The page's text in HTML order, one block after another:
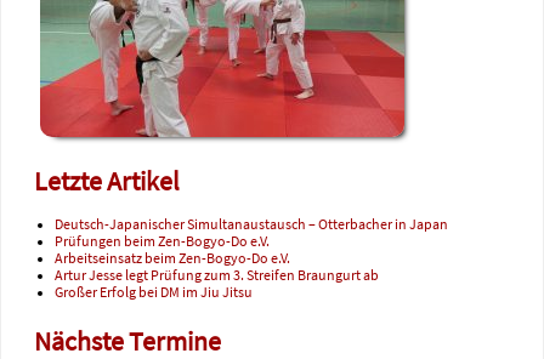
Letzte Artikel
Deutsch-Japanischer Simultanaustausch – Otterbacher in Japan
Prüfungen beim Zen-Bogyo-Do e.V.
Arbeitseinsatz beim Zen-Bogyo-Do e.V.
Artur Jesse legt Prüfung zum 3. Streifen Braungurt ab
Großer Erfolg bei DM im Jiu Jitsu
Nächste Termine